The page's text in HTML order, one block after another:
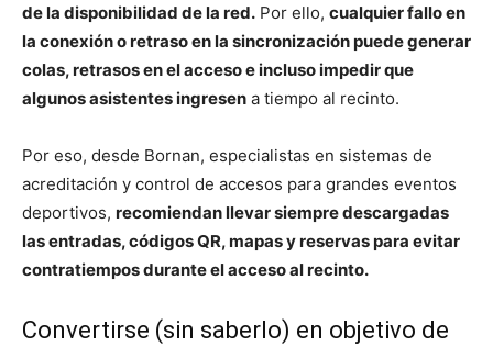
de la disponibilidad de la red. Por ello, cualquier fallo en
la conexión o retraso en la sincronización puede generar
colas, retrasos en el acceso e incluso impedir que
algunos asistentes ingresen a tiempo al recinto.
Por eso, desde Bornan, especialistas en sistemas de
acreditación y control de accesos para grandes eventos
deportivos, recomiendan llevar siempre descargadas
las entradas, códigos QR, mapas y reservas para evitar
contratiempos durante el acceso al recinto.
Convertirse (sin saberlo) en objetivo de